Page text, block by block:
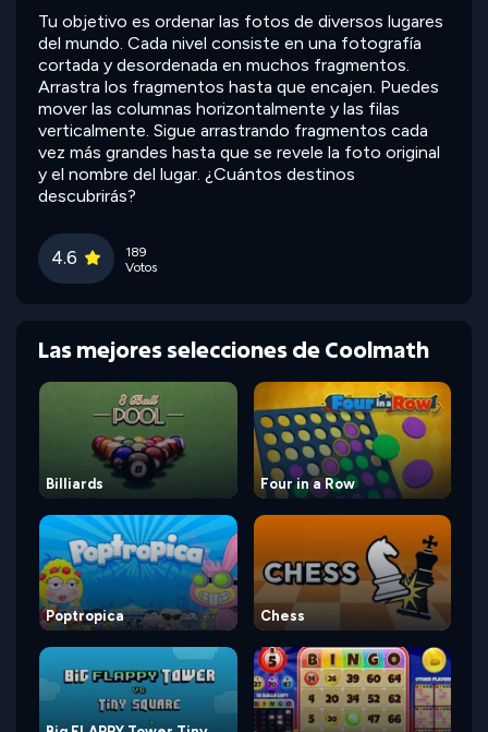
Tu objetivo es ordenar las fotos de diversos lugares
del mundo. Cada nivel consiste en una fotografía
cortada y desordenada en muchos fragmentos.
Arrastra los fragmentos hasta que encajen. Puedes
mover las columnas horizontalmente y las filas
verticalmente. Sigue arrastrando fragmentos cada
vez más grandes hasta que se revele la foto original
y el nombre del lugar. ¿Cuántos destinos
descubrirás?
4.6
189
Votos
Las mejores selecciones de Coolmath
Billiards Four in a Row
Poptropica Chess